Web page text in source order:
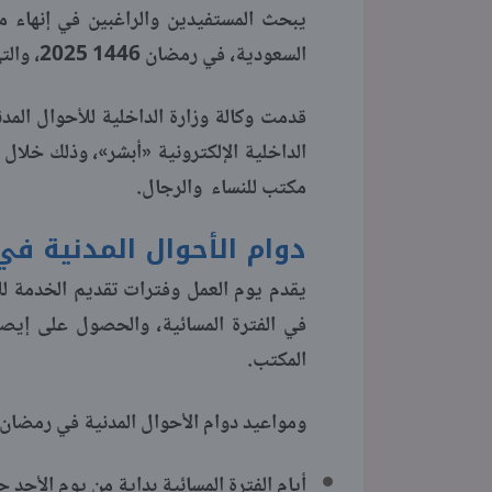
يبحث المستفيدين والراغبين في إنهاء
السعودية، في رمضان 1446 2025، والتي أعلنت عنها وكالة وزارة الداخلية للأحوال المدنية.
قدمت وكالة وزارة الداخلية للأحوال
مكتب للنساء والرجال.
دوام الأحوال المدنية
يقدم يوم العمل وفترات تقديم الخدمة
في الفترة المسائية، والحصول على
المكتب.
ومواعيد دوام الأحوال المدنية في